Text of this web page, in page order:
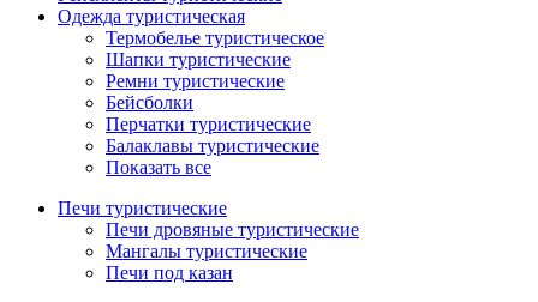
Одежда туристическая
Термобелье туристическое
Шапки туристические
Ремни туристические
Бейсболки
Перчатки туристические
Балаклавы туристические
Показать все
Печи туристические
Печи дровяные туристические
Мангалы туристические
Печи под казан